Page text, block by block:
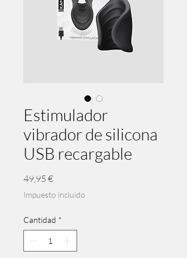
Estimulador
vibrador de silicona
USB recargable
49,95 €Precio
Impuesto incluido
Cantidad *